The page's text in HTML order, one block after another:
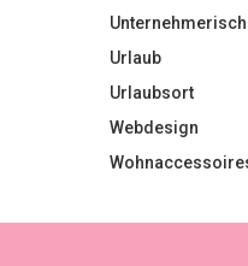
Urlaub
Urlaubsort
Webdesign